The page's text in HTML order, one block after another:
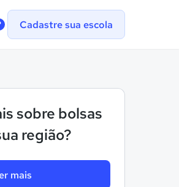
Cadastre sua escola
sobre bolsas
região?
mais